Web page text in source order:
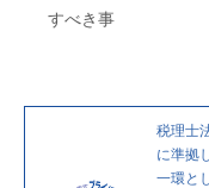
ー
投
すべき事
税理士
に準拠
一環と